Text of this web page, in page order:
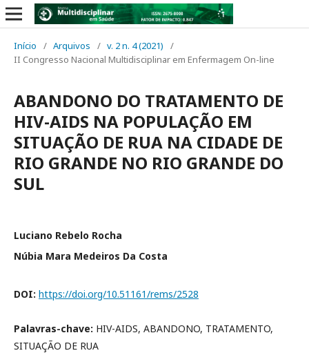
Início / Arquivos / v. 2 n. 4 (2021)
/
II Congresso Nacional Multidisciplinar em Enfermagem On-line
ABANDONO DO TRATAMENTO DE
HIV-AIDS NA POPULAÇÃO EM
SITUAÇÃO DE RUA NA CIDADE DE
RIO GRANDE NO RIO GRANDE DO
SUL
Luciano Rebelo Rocha
Núbia Mara Medeiros Da Costa
DOI: https://doi.org/10.51161/rems/2528
Palavras-chave: HIV-AIDS, ABANDONO, TRATAMENTO,
SITUAÇÃO DE RUA